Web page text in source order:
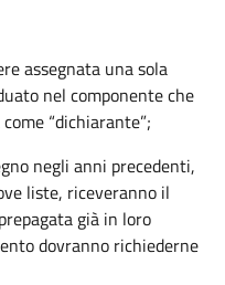
assegnata una sola
nel componente che
“dichiarante”;
negli anni precedenti,
liste, riceveranno il
già in loro
dovranno richiederne